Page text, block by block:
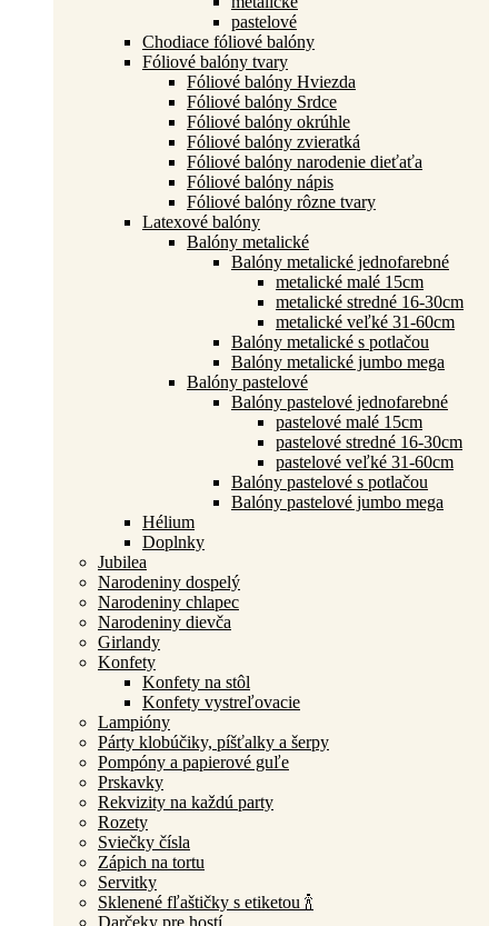
pastelové
Chodiace fóliové balóny
Fóliové balóny tvary
Fóliové balóny Hviezda
Fóliové balóny Srdce
Fóliové balóny okrúhle
Fóliové balóny zvieratká
Fóliové balóny narodenie dieťaťa
Fóliové balóny nápis
Fóliové balóny rôzne tvary
Latexové balóny
Balóny metalické
Balóny metalické jednofarebné
metalické malé 15cm
metalické stredné 16-30cm
metalické veľké 31-60cm
Balóny metalické s potlačou
Balóny metalické jumbo mega
Balóny pastelové
Balóny pastelové jednofarebné
pastelové malé 15cm
pastelové stredné 16-30cm
pastelové veľké 31-60cm
Balóny pastelové s potlačou
Balóny pastelové jumbo mega
Hélium
Doplnky
Jubilea
Narodeniny dospelý
Narodeniny chlapec
Narodeniny dievča
Girlandy
Konfety
Konfety na stôl
Konfety vystreľovacie
Lampióny
Párty klobúčiky, píšťalky a šerpy
Pompóny a papierové guľe
Prskavky
Rekvizity na každú party
Rozety
Sviečky čísla
Zápich na tortu
Servitky
Sklenené fľaštičky s etiketou 🍾
Darčeky pre hostí